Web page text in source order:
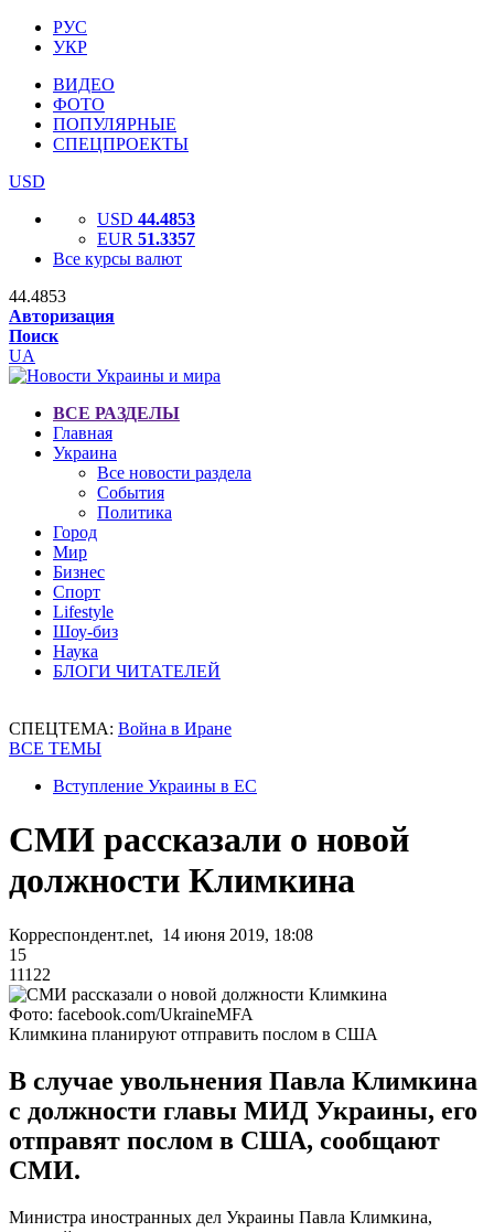
РУС
УКР
ВИДЕО
ФОТО
ПОПУЛЯРНЫЕ
СПЕЦПРОЕКТЫ
USD
USD 44.4853
EUR 51.3357
Все курсы валют
44.4853
Авторизация
Поиск
UA
ВСЕ РАЗДЕЛЫ
Главная
Украина
Все новости раздела
События
Политика
Город
Мир
Бизнес
Спорт
Lifestyle
Шоу-биз
Наука
БЛОГИ ЧИТАТЕЛЕЙ
СПЕЦТЕМА: Война в Иране
ВСЕ ТЕМЫ
Вступление Украины в ЕС
СМИ рассказали о новой
должности Климкина
Корреспондент.net, 14 июня 2019, 18:08
15
11122
Фото: facebook.com/UkraineMFA
Климкина планируют отправить послом в США
В случае увольнения Павла Климкина
с должности главы МИД Украины, его
отправят послом в США, сообщают
СМИ.
Министра иностранных дел Украины Павла Климкина,